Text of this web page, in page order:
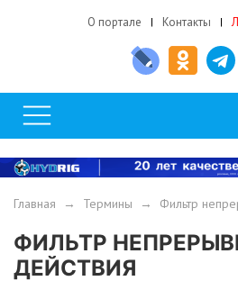
О портале Контакты
Главная → Термины → Фильтр
ФИЛЬТР
ДЕЙСТВИЯ